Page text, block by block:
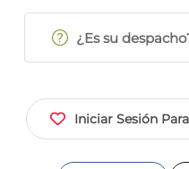
¿Es su
Iniciar Sesión